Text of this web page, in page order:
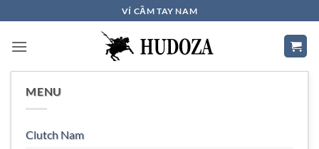
VÍ CẦM TAY NAM
MENU
Clutch Nam